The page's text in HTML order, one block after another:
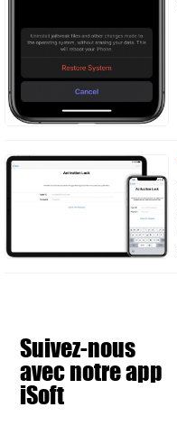
Suivez-nous
avec notre app
iSoft